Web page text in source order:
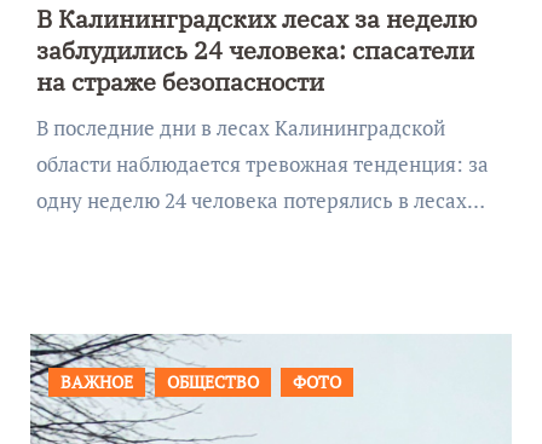
В Калининградских лесах за неделю
заблудились 24 человека: спасатели
на страже безопасности
В последние дни в лесах Калининградской
области наблюдается тревожная тенденция: за
одну неделю 24 человека потерялись в лесах…
ПРОИСШЕСТВИЯ